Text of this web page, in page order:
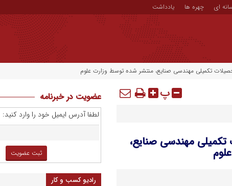
ای چهره ها یادداشت
تکمیلی مهندسی صنایع، منتشر شده توسط وزارت علوم
پ
تکمیلی مهندسی صنایع،
عضویت در خبرنامه
لطفا آدرس ایمیل خود را وارد کنید:
رادیو کسب و کار